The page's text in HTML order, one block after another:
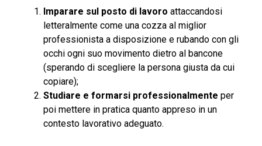
Imparare sul posto di lavoro attaccandosi
letteralmente come una cozza al miglior
professionista a disposizione e rubando con gli
occhi ogni suo movimento dietro al bancone
(sperando di scegliere la persona giusta da cui
copiare);
Studiare e formarsi professionalmente per
poi mettere in pratica quanto appreso in un
contesto lavorativo adeguato.